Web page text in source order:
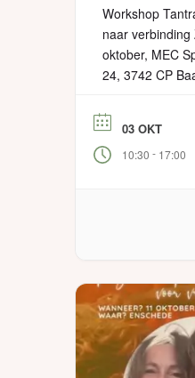
Workshop
naar verbinding
oktober, MEC
24, 3742 CP
https://
het-verlangen-
Meer informatie:
een nieuwe,
hoe kunt
gevoel van
en in vrijheid
wie of […]
03 OKT
10:30 - 17:00